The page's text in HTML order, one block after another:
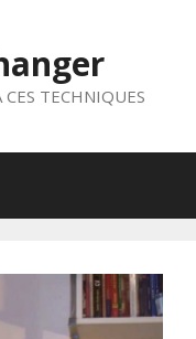
CES TECHNIQUES